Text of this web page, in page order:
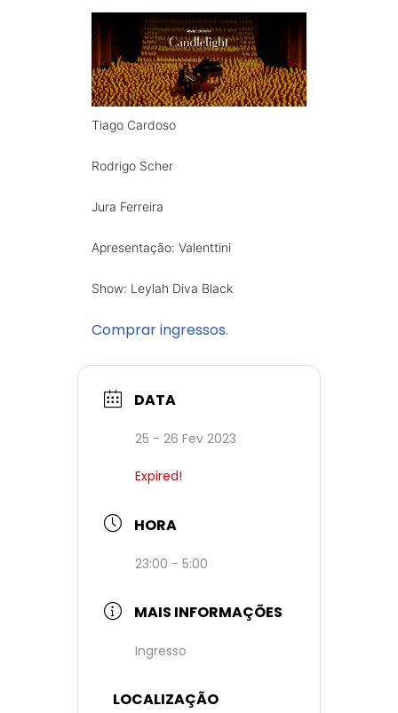
Tiago Cardoso
Rodrigo Scher
Jura Ferreira
Apresentação: Valenttini
Show: Leylah Diva Black
Comprar ingressos.
DATA
25 - 26 Fev 2023
Expired!
HORA
23:00 - 5:00
MAIS INFORMAÇÕES
Ingresso
LOCALIZAÇÃO